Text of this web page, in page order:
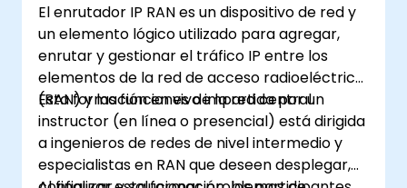
El enrutador IP RAN es un dispositivo de red y
un elemento lógico utilizado para agregar,
enrutar y gestionar el tráfico IP entre los
elementos de la red de acceso radioeléctrico
(RAN) y las funciones de la red central.
Esta formación en vivo impartida por un
instructor (en línea o presencial) está dirigida
a ingenieros de redes de nivel intermedio y
especialistas en RAN que deseen desplegar,